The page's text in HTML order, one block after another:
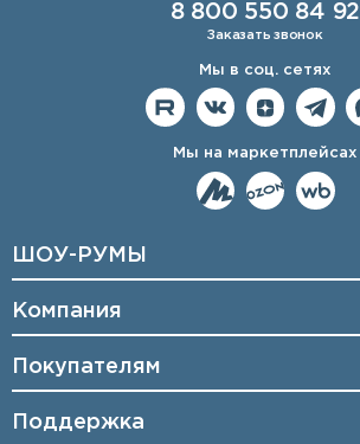
8 800 550 84 92
Заказать звонок
Мы в соц. сетях
Мы на маркетплейсах
ШОУ-РУМЫ
Компания
Покупателям
Поддержка